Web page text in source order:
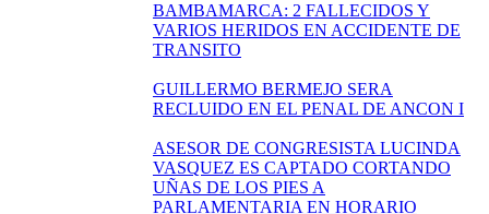
BAMBAMARCA: 2 FALLECIDOS Y
VARIOS HERIDOS EN ACCIDENTE DE
TRANSITO
GUILLERMO BERMEJO SERA
RECLUIDO EN EL PENAL DE ANCON I
ASESOR DE CONGRESISTA LUCINDA
VASQUEZ ES CAPTADO CORTANDO
UÑAS DE LOS PIES A
PARLAMENTARIA EN HORARIO